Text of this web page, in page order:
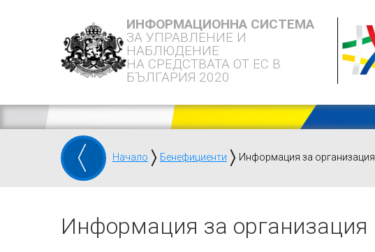
ИНФОРМАЦИОННА СИСТЕМА
ЗА УПРАВЛЕНИЕ И
НАБЛЮДЕНИЕ
НА СРЕДСТВАТА ОТ ЕС В
БЪЛГАРИЯ 2020
Начало Бенефициенти Информация за организация
Информация за организация